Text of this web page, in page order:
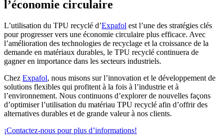
l’économie circulaire
L’utilisation du TPU recyclé d’Expafol est l’une des stratégies clés
pour progresser vers une économie circulaire plus efficace. Avec
l’amélioration des technologies de recyclage et la croissance de la
demande en matériaux durables, le TPU recyclé continuera de
gagner en importance dans les secteurs industriels.
Chez Expafol, nous misons sur l’innovation et le développement de
solutions flexibles qui profitent à la fois à l’industrie et à
l’environnement. Nous continuons d’explorer de nouvelles façons
d’optimiser l’utilisation du matériau TPU recyclé afin d’offrir des
alternatives durables et de grande valeur à nos clients.
¡Contactez-nous pour plus d’informations!